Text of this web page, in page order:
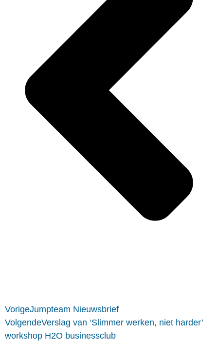
VorigeJumpteam Nieuwsbrief
VolgendeVerslag van ‘Slimmer werken, niet harder’
workshop H2O businessclub